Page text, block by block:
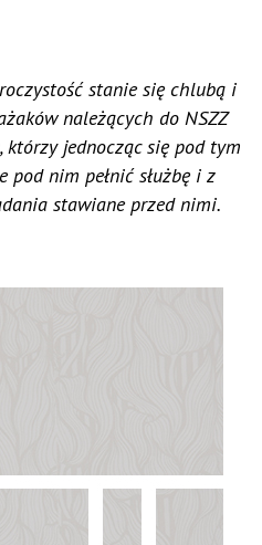
stanie się chlubą i
należących do NSZZ
jednocząc się pod tym
nim pełnić służbę i z
stawiane przed nimi.